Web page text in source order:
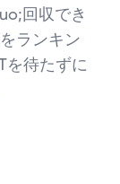
回収でき
ランキン
を待たずに